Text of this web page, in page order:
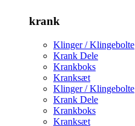
krank
Klinger / Klingebolte
Krank Dele
Krankboks
Kranksæt
Klinger / Klingebolte
Krank Dele
Krankboks
Kranksæt